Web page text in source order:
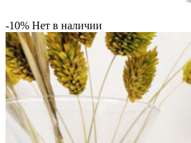
-10% Нет в наличии